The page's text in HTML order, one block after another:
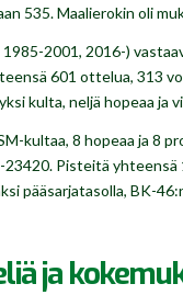
535. Maalierokin oli
2001, 2016-)
601 ottelua, 313
kulta, neljä hopeaa ja
kultaa, 8 hopeaa ja 8
Pisteitä
pääsarjatasolla, BK-
ja